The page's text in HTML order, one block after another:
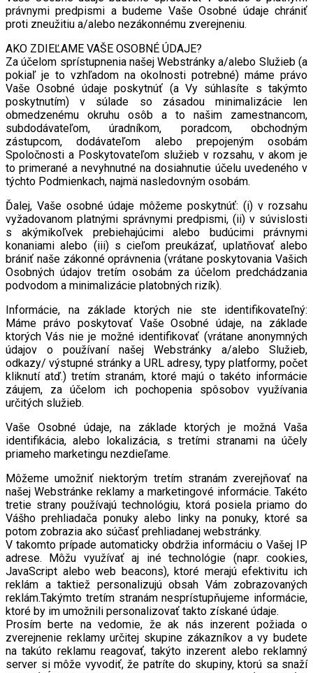
právnymi predpismi a budeme Vaše Osobné údaje chrániť
proti zneužitiu a/alebo nezákonnému zverejneniu.
AKO ZDIEĽAME VAŠE OSOBNÉ ÚDAJE?
Za účelom sprístupnenia našej Webstránky a/alebo Služieb (a
pokiaľ je to vzhľadom na okolnosti potrebné) máme právo
Vaše Osobné údaje poskytnúť (a Vy súhlasíte s takýmto
poskytnutím) v súlade so zásadou minimalizácie len
obmedzenému okruhu osôb a to našim zamestnancom,
subdodávateľom, úradníkom, poradcom, obchodným
zástupcom, dodávateľom alebo prepojeným osobám
Spoločnosti a Poskytovateľom služieb v rozsahu, v akom je
to primerané a nevyhnutné na dosiahnutie účelu uvedeného v
týchto Podmienkach, najmä nasledovným osobám.
Ďalej, Vaše osobné údaje môžeme poskytnúť: (i) v rozsahu
vyžadovanom platnými správnymi predpismi, (ii) v súvislosti
s akýmikoľvek prebiehajúcimi alebo budúcimi právnymi
konaniami alebo (iii) s cieľom preukázať, uplatňovať alebo
brániť naše zákonné oprávnenia (vrátane poskytovania Vašich
Osobných údajov tretím osobám za účelom predchádzania
podvodom a minimalizácie platobných rizík).
Informácie, na základe ktorých nie ste identifikovateľný:
Máme právo poskytovať Vaše Osobné údaje, na základe
ktorých Vás nie je možné identifikovať (vrátane anonymných
údajov o používaní našej Webstránky a/alebo Služieb,
odkazy/ výstupné stránky a URL adresy, typy platformy, počet
kliknutí atď.) tretím stranám, ktoré majú o takéto informácie
záujem, za účelom ich pochopenia spôsobov využívania
určitých služieb.
Vaše Osobné údaje, na základe ktorých je možná Vaša
identifikácia, alebo lokalizácia, s tretími stranami na účely
priameho marketingu nezdieľame.
Môžeme umožniť niektorým tretím stranám zverejňovať na
našej Webstránke reklamy a marketingové informácie. Takéto
tretie strany používajú technológiu, ktorá posiela priamo do
Vášho prehliadača ponuky alebo linky na ponuky, ktoré sa
potom zobrazia ako súčasť prehliadanej webstránky.
V takomto prípade automaticky obdržia informáciu o Vašej IP
adrese. Môžu využívať aj iné technológie (napr. cookies,
JavaScript alebo web beacons), ktoré merajú efektivitu ich
reklám a taktiež personalizujú obsah Vám zobrazovaných
reklám.Takýmto tretím stranám nesprístupňujeme informácie,
ktoré by im umožnili personalizovať takto získané údaje.
Prosím berte na vedomie, že ak nás inzerent požiada o
zverejnenie reklamy určitej skupine zákazníkov a vy budete
na takúto reklamu reagovať, takýto inzerent alebo reklamný
server si môže vyvodiť, že patríte do skupiny, ktorú sa snaží